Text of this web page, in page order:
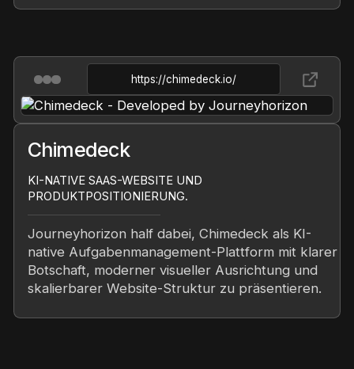
https://chimedeck.io/
Chimedeck
KI-NATIVE SAAS-WEBSITE UND
PRODUKTPOSITIONIERUNG.
Journeyhorizon half dabei, Chimedeck als KI-
native Aufgabenmanagement-Plattform mit klarer
Botschaft, moderner visueller Ausrichtung und
skalierbarer Website-Struktur zu präsentieren.